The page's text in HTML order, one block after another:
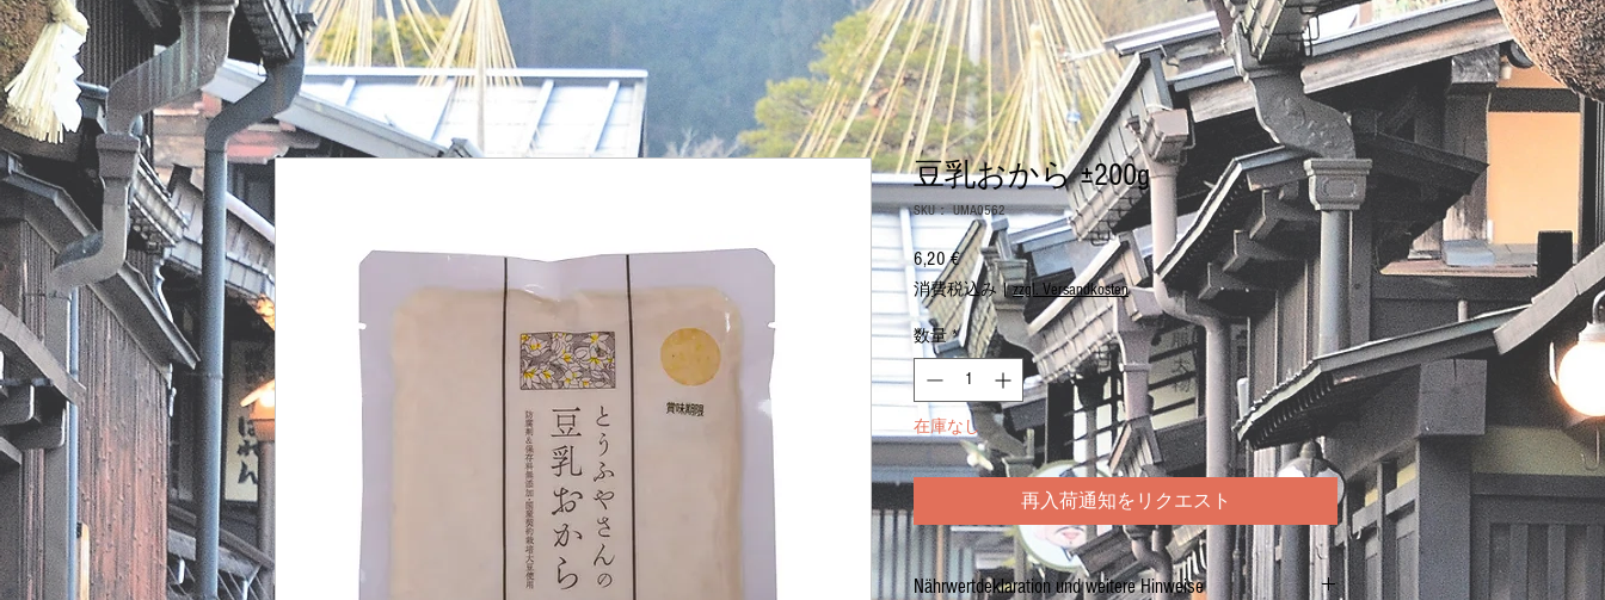
豆乳おから ±200g
SKU： UMA0562
6,20 €価
格
消費税込み|zzgl. Versandkosten
数量 *
在庫なし
再入荷通知をリクエスト
Nährwertdeklaration und weitere Hinweise